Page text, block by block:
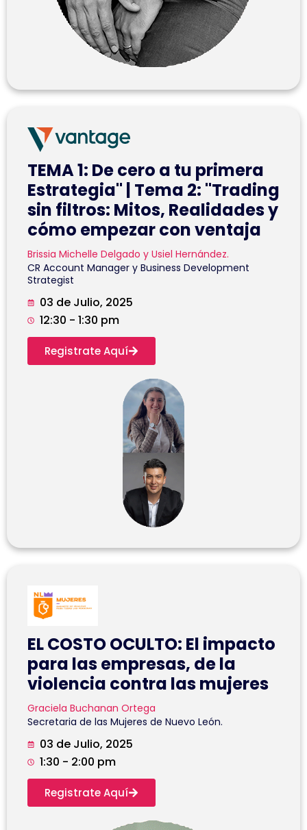
TEMA 1: De cero a tu primera
Estrategia" | Tema 2: "Trading
sin filtros: Mitos, Realidades y
cómo empezar con ventaja
Brissia Michelle Delgado y Usiel Hernández.
CR Account Manager y Business Development
Strategist
03 de Julio, 2025
12:30 - 1:30 pm
Registrate Aquí
EL COSTO OCULTO: El impacto
para las empresas, de la
violencia contra las mujeres
Graciela Buchanan Ortega
Secretaria de las Mujeres de Nuevo León.
03 de Julio, 2025
1:30 - 2:00 pm
Registrate Aquí